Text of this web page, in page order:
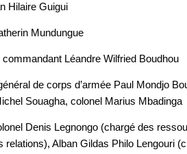
Hilaire Guigui
Mundungue
Léandre Wilfried Boudhou
de corps d’armée Paul Mondjo
Souagha, colonel Marius Mbadinga
Denis Legnongo (chargé des
relations), Alban Gildas Philo Lengouri